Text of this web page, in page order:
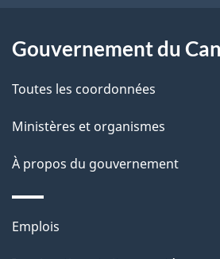
a
g
e
a
c
i
o
s
u
Gouvernement du
Toutes les coordonnées
Ministères et organismes
À propos du gouvernement
Thèmes
Emplois